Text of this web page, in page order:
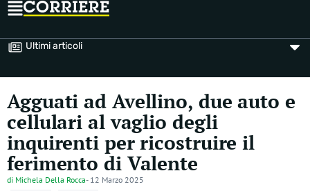
Ultimi articoli
Agguati ad Avellino, due auto e
cellulari al vaglio degli
inquirenti per ricostruire il
ferimento di Valente
di Michela Della Rocca- 12 Marzo 2025